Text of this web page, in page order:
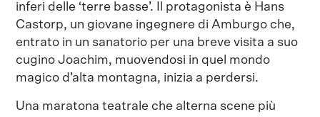
inferi delle ‘terre basse’. Il protagonista è Hans
Castorp, un giovane ingegnere di Amburgo che,
entrato in un sanatorio per una breve visita a suo
cugino Joachim, muovendosi in quel mondo
magico d’alta montagna, inizia a perdersi.
Una maratona teatrale che alterna scene più